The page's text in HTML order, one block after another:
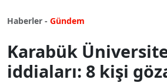
Haberler - Gündem
Karabük
iddiaları: 8 kişi